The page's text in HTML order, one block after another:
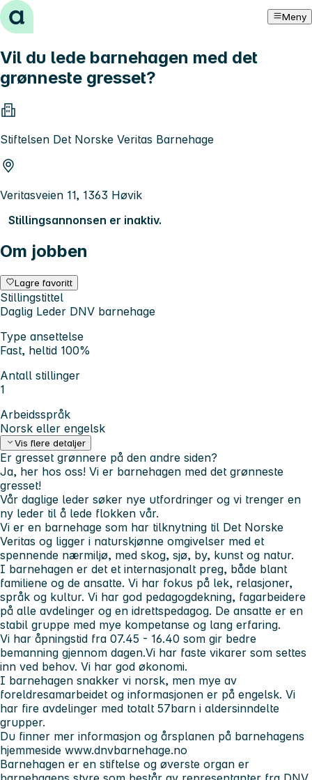
Hopp til innhold Meny
Vil du lede barnehagen med det
grønneste gresset?
Stiftelsen Det Norske Veritas Barnehage
Veritasveien 11, 1363 Høvik
Stillingsannonsen er inaktiv.
Om jobben
Lagre favoritt
Stillingstittel
Daglig Leder DNV barnehage
Type ansettelse
Fast, heltid 100%
Antall stillinger
1
Arbeidsspråk
Norsk eller engelsk
Vis flere detaljer
Er gresset grønnere på den andre siden?
Ja, her hos oss! Vi er barnehagen med det grønneste
gresset!
Vår daglige leder søker nye utfordringer og vi trenger en
ny leder til å lede flokken vår.
Vi er en barnehage som har tilknytning til Det Norske
Veritas og ligger i naturskjønne omgivelser med et
spennende nærmiljø, med skog, sjø, by, kunst og natur.
I barnehagen er det et internasjonalt preg, både blant
familiene og de ansatte. Vi har fokus på lek, relasjoner,
språk og kultur. Vi har god pedagogdekning, fagarbeidere
på alle avdelinger og en idrettspedagog. De ansatte er en
stabil gruppe med mye kompetanse og lang erfaring.
Vi har åpningstid fra 07.45 - 16.40 som gir bedre
bemanning gjennom dagen.Vi har faste vikarer som settes
inn ved behov. Vi har god økonomi.
I barnehagen snakker vi norsk, men mye av
foreldresamarbeidet og informasjonen er på engelsk. Vi
har fire avdelinger med totalt 57barn i aldersinndelte
grupper.
Du finner mer informasjon og årsplanen på barnehagens
hjemmeside www.dnvbarnehage.no
Barnehagen er en stiftelse og øverste organ er